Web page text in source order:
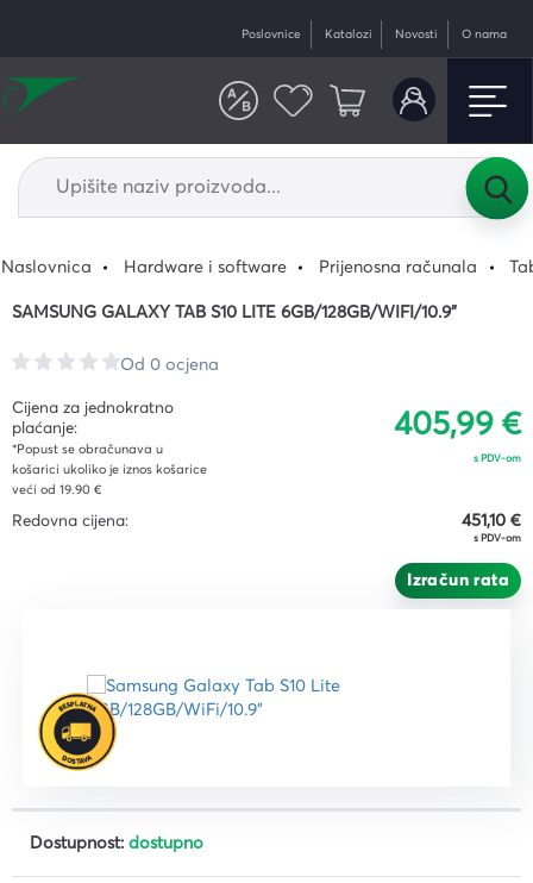
Poslovnice Katalozi Novosti O nama
Naslovnica Hardware i software Prijenosna računala
SAMSUNG GALAXY TAB S10 LITE 6GB/128GB/WIFI/10.9"
Od 0 ocjena
Cijena za jednokratno
plaćanje:
*Popust se obračunava u
košarici ukoliko je iznos košarice
veći od 19.90 €
405,99 €
s PDV-om
Redovna cijena: 451,10 €
s PDV-om
Izračun rata
Dostupnost: dostupno